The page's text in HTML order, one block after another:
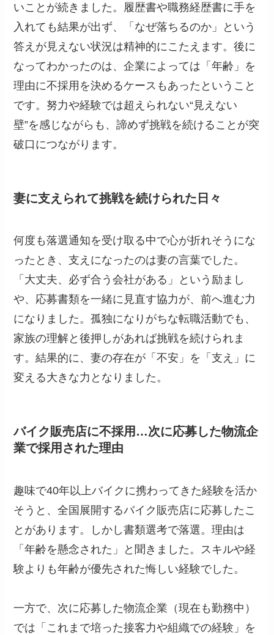
いことが続きました。履歴書や職務経歴書に手を
入れても結果が出ず、「なぜ落ちるのか」という
答えが見えない状況は精神的にこたえます。後に
なってわかったのは、企業によっては「年齢」を
理由に不採用を決めるケースもあったということ
です。努力や経験では超えられない“見えない
壁”を感じながらも、諦めず挑戦を続けることが突
破口につながります。
妻に支えられて挑戦を続けられた日々
何度も落選通知を受け取る中で心が折れそうにな
ったとき、支えになったのは妻の言葉でした。
「大丈夫、必ず合う会社がある」という励まし
や、応募書類を一緒に見直す協力が、前へ進む力
になりました。孤独になりがちな転職活動でも、
家族の理解と後押しがあれば挑戦を続けられま
す。結果的に、妻の存在が「不安」を「支え」に
変える大きな力となりました。
バイク販売店に不採用…次に応募した物流企
業で採用された理由
趣味で40年以上バイクに携わってきた経験を活か
そうと、全国展開するバイク販売店に応募したこ
とがあります。しかし書類選考で落選。理由は
「年齢を懸念された」と聞きました。スキルや経
験よりも年齢が優先された悔しい経験でした。
一方で、次に応募した物流企業（現在も勤務中）
では「これまで培った接客力や組織での経験」を